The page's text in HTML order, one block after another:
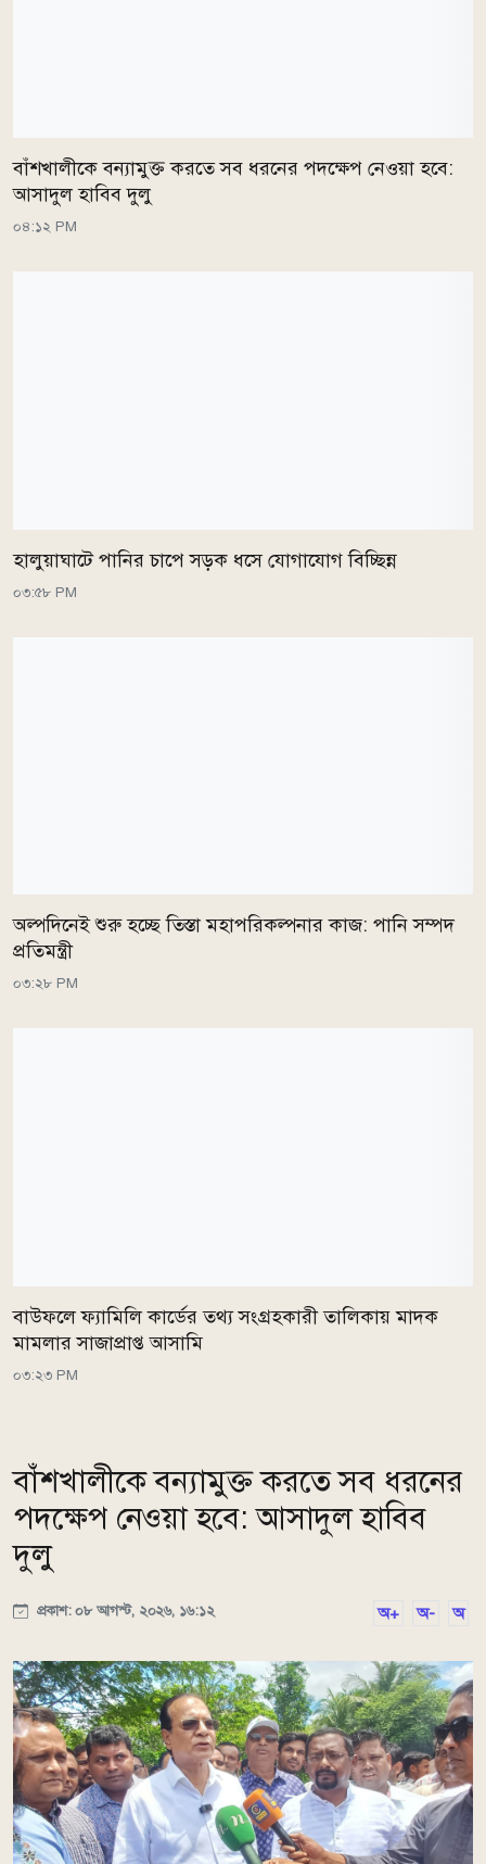
বাঁশখালীকে বন্যামুক্ত করতে সব ধরনের পদক্ষেপ নেওয়া হবে:
আসাদুল হাবিব দুলু
০৪:১২ PM
হালুয়াঘাটে পানির চাপে সড়ক ধসে যোগাযোগ বিচ্ছিন্ন
০৩:৫৮ PM
অল্পদিনেই শুরু হচ্ছে তিস্তা মহাপরিকল্পনার কাজ: পানি সম্পদ
প্রতিমন্ত্রী
০৩:২৮ PM
বাউফলে ফ্যামিলি কার্ডের তথ্য সংগ্রহকারী তালিকায় মাদক
মামলার সাজাপ্রাপ্ত আসামি
০৩:২৩ PM
বাঁশখালীকে বন্যামুক্ত করতে সব ধরনের
পদক্ষেপ নেওয়া হবে: আসাদুল হাবিব
দুলু
প্রকাশ: ০৮ আগস্ট, ২০২৬, ১৬:১২ অ+ অ- অ